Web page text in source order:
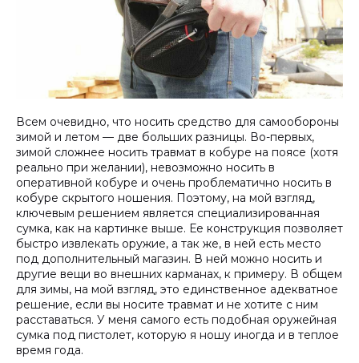
Всем очевидно, что носить средство для самообороны
зимой и летом — две больших разницы. Во-первых,
зимой сложнее носить травмат в кобуре на поясе (хотя
реально при желании), невозможно носить в
оперативной кобуре и очень проблематично носить в
кобуре скрытого ношения. Поэтому, на мой взгляд,
ключевым решением является специализированная
сумка, как на картинке выше. Ее конструкция позволяет
быстро извлекать оружие, а так же, в ней есть место
под дополнительный магазин. В ней можно носить и
другие вещи во внешних карманах, к примеру. В общем
для зимы, на мой взгляд, это единственное адекватное
решение, если вы носите травмат и не хотите с ним
расставаться. У меня самого есть подобная оружейная
сумка под пистолет, которую я ношу иногда и в теплое
время года.